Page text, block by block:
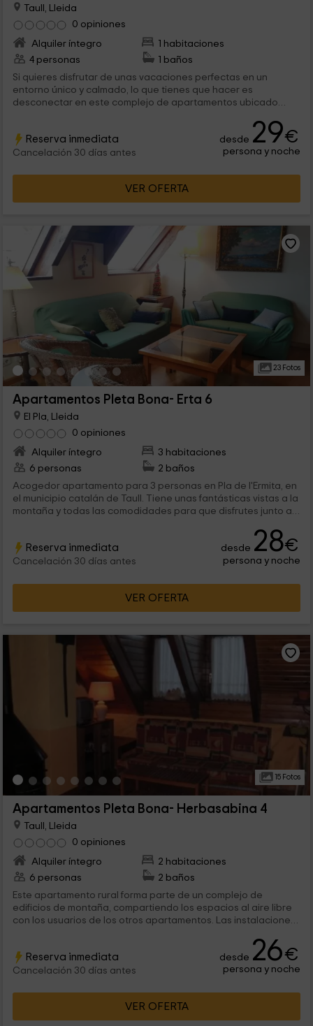
Taull, Lleida
0 opiniones
Alquiler íntegro
1 habitaciones
4 personas
1 baños
Si quieres disfrutar de unas vacaciones perfectas en un
entorno único y calmado, lo que tienes que hacer es
desconectar en este complejo de apartamentos ubicado
para que puedas elegir el que más te guste para pasar tus
vacaciones.
Reserva inmediata
Cancelación 30 días antes
desde 29€
persona y noche
VER OFERTA
23 Fotos
Apartamentos Pleta Bona- Erta 6
El Pla, Lleida
0 opiniones
Alquiler íntegro
3 habitaciones
6 personas
2 baños
Acogedor apartamento para 3 personas en Pla de l'Ermita, en
el municipio catalán de Taull. Tiene unas fantásticas vistas a la
montaña y todas las comodidades para que disfrutes junto a
Reserva inmediata
Cancelación 30 días antes
desde 28€
persona y noche
VER OFERTA
15 Fotos
Apartamentos Pleta Bona- Herbasabina 4
Taull, Lleida
0 opiniones
Alquiler íntegro
2 habitaciones
6 personas
2 baños
Este apartamento rural forma parte de un complejo de
edificios de montaña, compartiendo los espacios al aire libre
con los usuarios de los otros apartamentos. Las instalaciones
Reserva inmediata
Cancelación 30 días antes
desde 26€
persona y noche
VER OFERTA